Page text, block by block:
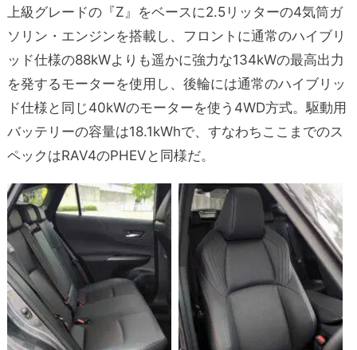
上級グレードの『Z』をベースに2.5リッターの4気筒ガ
ソリン・エンジンを搭載し、フロントに通常のハイブリ
ッド仕様の88kWよりも遥かに強力な134kWの最高出力
を発するモーターを使用し、後輪には通常のハイブリッ
ド仕様と同じ40kWのモーターを使う4WD方式。駆動用
バッテリーの容量は18.1kWhで、すなわちここまでのス
ペックはRAV4のPHEVと同様だ。